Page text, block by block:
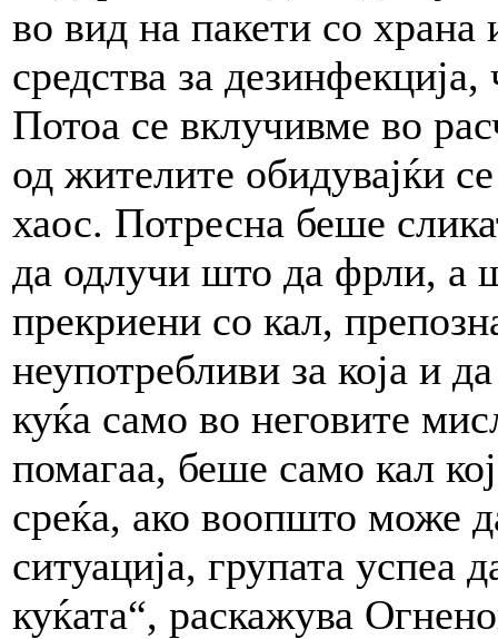
во вид на пакети со
средства за
Потоа се вклучивме во
од жителите обидувајќи
хаос. Потресна беше
да одлучи што да фрли, а
прекриени со кал,
неупотребливи за која и
куќа само во неговите
помагаа, беше само кал
среќа, ако воопшто може
ситуација, групата успеа
куќата“, раскажува